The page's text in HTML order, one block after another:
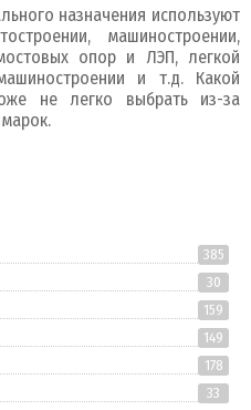
назначения используют
машиностроении,
опор и ЛЭП, легкой
и т.д. Какой
не легко выбрать из-за
385
30
159
149
178
33